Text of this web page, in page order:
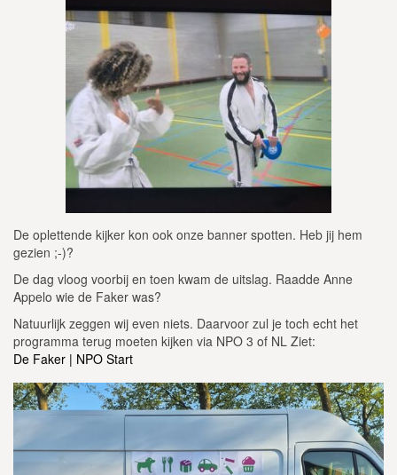
De oplettende kijker kon ook onze banner spotten. Heb jij hem
gezien ;-)?
De dag vloog voorbij en toen kwam de uitslag. Raadde Anne
Appelo wie de Faker was?
Natuurlijk zeggen wij even niets. Daarvoor zul je toch echt het
programma terug moeten kijken via NPO 3 of NL Ziet:
De Faker | NPO Start